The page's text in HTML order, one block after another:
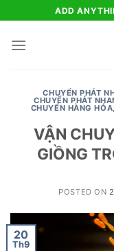
to
content
ADD
CHUYỂN PHÁT
CHUYỂN PHÁT
CHUYỂN HÀNG HÓA
VẬN
GIỒNG
POSTED ON
20
Th9